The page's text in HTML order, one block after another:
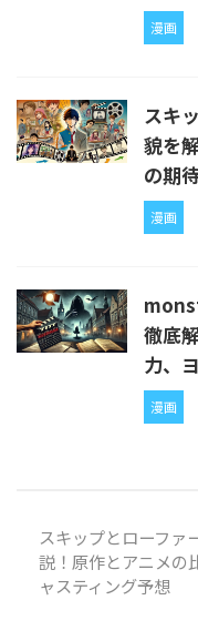
漫画
スキ
貌を
の期
漫画
徹底
力、
漫画
スキップとローファ
説！原作とアニメの
ャスティング予想